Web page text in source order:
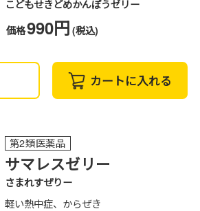
こどもせきどめかんぽうゼリー
価格990円 (税込)
カートに入れる
第2類医薬品
サマレスゼリー
さまれすぜりー
軽い熱中症、からぜき